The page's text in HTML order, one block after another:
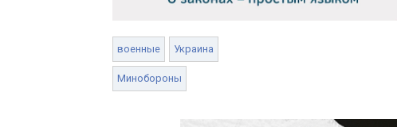
военные Украина
Минобороны